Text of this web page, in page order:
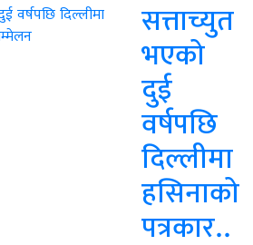
सत्ताच्युत
भएको
दुई
वर्षपछि
दिल्लीमा
हसिनाको
पत्रकार..